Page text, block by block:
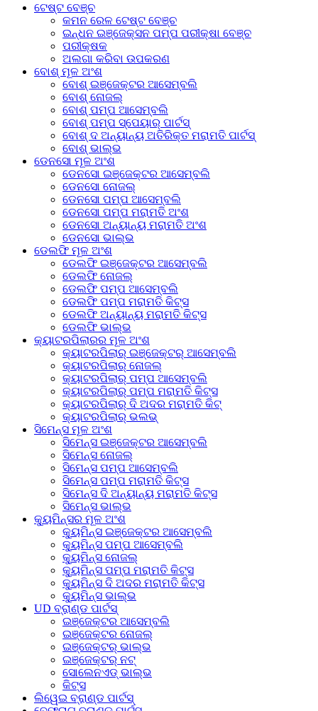
ଟେଷ୍ଟ ବେଞ୍ଚ
କମନ ରେଳ ଟେଷ୍ଟ ବେଞ୍ଚ
ଇନ୍ଧନ ଇଞ୍ଜେକ୍ସନ ପମ୍ପ ପରୀକ୍ଷା ବେଞ୍ଚ
ପରୀକ୍ଷକ
ଅଲଗା କରିବା ଉପକରଣ
ବୋଶ୍ ମୂଳ ଅଂଶ
ବୋଶ୍ ଇଞ୍ଜେକ୍ଟର ଆସେମ୍ବଲି
ବୋଶ୍ ନୋଜଲ୍
ବୋଶ୍ ପମ୍ପ ଆସେମ୍ବଲି
ବୋଶ୍ ପମ୍ପ ସ୍ପେୟାର୍ ପାର୍ଟସ୍
ବୋଶ୍ ଦ ଅନ୍ୟାନ୍ୟ ଅତିରିକ୍ତ ମରାମତି ପାର୍ଟସ୍
ବୋଶ୍ ଭାଲ୍ଭ
ଡେନସୋ ମୂଳ ଅଂଶ
ଡେନସୋ ଇଞ୍ଜେକ୍ଟର ଆସେମ୍ବଲି
ଡେନସୋ ନୋଜଲ୍
ଡେନସୋ ପମ୍ପ ଆସେମ୍ବଲି
ଡେନସୋ ପମ୍ପ ମରାମତି ଅଂଶ
ଡେନସୋ ଅନ୍ୟାନ୍ୟ ମରାମତି ଅଂଶ
ଡେନସୋ ଭାଲ୍ଭ
ଡେଲଫି ମୂଳ ଅଂଶ
ଡେଲଫି ଇଞ୍ଜେକ୍ଟର ଆସେମ୍ବଲି
ଡେଲଫି ନୋଜଲ୍
ଡେଲଫି ପମ୍ପ ଆସେମ୍ବଲି
ଡେଲଫି ପମ୍ପ ମରାମତି କିଟ୍ସ
ଡେଲଫି ଅନ୍ୟାନ୍ୟ ମରାମତି କିଟ୍ସ
ଡେଲଫି ଭାଲ୍ଭ
କ୍ୟାଟରପିଲାରର ମୂଳ ଅଂଶ
କ୍ୟାଟରପିଲାର୍ ଇଞ୍ଜେକ୍ଟର୍ ଆସେମ୍ବଲି
କ୍ୟାଟରପିଲାର୍ ନୋଜଲ୍
କ୍ୟାଟରପିଲାର୍ ପମ୍ପ ଆସେମ୍ବଲି
କ୍ୟାଟରପିଲାର୍ ପମ୍ପ ମରାମତି କିଟ୍ସ
କ୍ୟାଟରପିଲାର୍ ଦି ଅଦର ମରାମତି କିଟ୍
କ୍ୟାଟରପିଲାର୍ ଭଲଭ୍
ସିମେନ୍ସ ମୂଳ ଅଂଶ
ସିମେନ୍ସ ଇଞ୍ଜେକ୍ଟର ଆସେମ୍ବଲି
ସିମେନ୍ସ ନୋଜଲ୍
ସିମେନ୍ସ ପମ୍ପ ଆସେମ୍ବଲି
ସିମେନ୍ସ ପମ୍ପ ମରାମତି କିଟ୍ସ
ସିମେନ୍ସ ଦି ଅନ୍ୟାନ୍ୟ ମରାମତି କିଟ୍ସ
ସିମେନ୍ସ ଭାଲ୍ଭ
କ୍ୟୁମିନ୍ସର ମୂଳ ଅଂଶ
କ୍ୟୁମିନ୍ସ ଇଞ୍ଜେକ୍ଟର ଆସେମ୍ବଲି
କ୍ୟୁମିନ୍ସ ପମ୍ପ ଆସେମ୍ବଲି
କ୍ୟୁମିନ୍ସ ନୋଜଲ୍
କ୍ୟୁମିନ୍ସ ପମ୍ପ ମରାମତି କିଟ୍ସ
କ୍ୟୁମିନ୍ସ ଦି ଅଦର ମରାମତି କିଟ୍ସ
କ୍ୟୁମିନ୍ସ ଭାଲ୍ଭ
UD ବ୍ରାଣ୍ଡ ପାର୍ଟସ୍
ଇଞ୍ଜେକ୍ଟର ଆସେମ୍ବଲି
ଇଞ୍ଜେକ୍ଟର ନୋଜଲ୍
ଇଞ୍ଜେକ୍ଟର୍ ଭାଲ୍ଭ
ଇଞ୍ଜେକ୍ଟର୍ ନଟ୍
ସୋଲେନଏଡ୍ ଭାଲ୍ଭ
କିଟ୍ସ
ଲିୱେଇ ବ୍ରାଣ୍ଡ ପାର୍ଟସ୍